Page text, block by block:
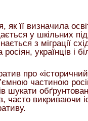
як її визначила
у шкільних
з міграції
українців і
про «історичний
частиною
шукати
викриваючи